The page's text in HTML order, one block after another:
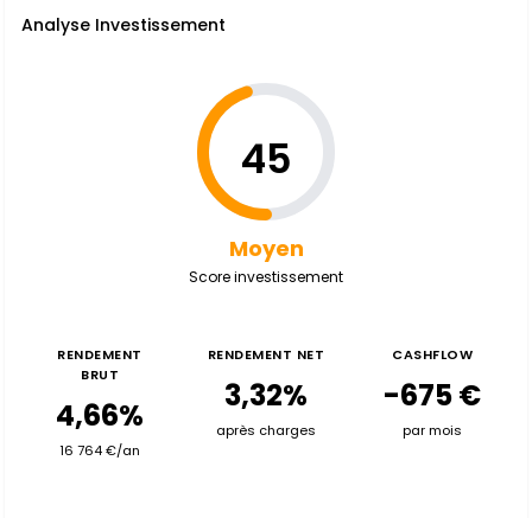
Analyse Investissement
45
Moyen
Score investissement
RENDEMENT
BRUT
4,66%
16 764 €/an
RENDEMENT NET
3,32%
après charges
CASHFLOW
-675 €
par mois